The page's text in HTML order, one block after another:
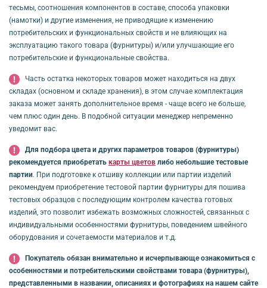
тесьмы, соотношения компонентов в составе, способа упаковки
(намотки) и другие изменения, не приводящие к изменению
потребительских и функциональных свойств и не влияющих на
эксплуатацию такого товара (фурнитуры) и/или улучшающие его
потребительские и функциональные свойства.
Часть остатка некоторых товаров может находиться на двух
складах (основном и складе хранения), в этом случае комплектация
заказа может занять дополнительное время - чаще всего не больше,
чем плюс один день. В подобной ситуации менеджер непременно
уведомит вас.
Для подбора цвета и других параметров товаров (фурнитуры)
рекомендуется приобретать карты цветов либо небольшие тестовые
партии. При подготовке к отшиву коллекции или партии изделий
рекомендуем приобретение тестовой партии фурнитуры для пошива
тестовых образцов с последующим контролем качества готовых
изделий, это позволит избежать возможных сложностей, связанных с
индивидуальными особенностями фурнитуры, поведением швейного
оборудования и сочетаемости материалов и т.д.
Покупатель обязан внимательно и исчерпывающе ознакомиться с
особенностями и потребительскими свойствами товара (фурнитуры),
представленными в названии, описаниях и фотографиях на нашем сайте